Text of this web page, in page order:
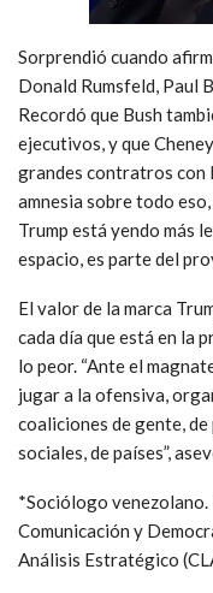
Sorprendió cuando
Donald Rumsfeld, Paul
Recordó que Bush
ejecutivos, y que
grandes contratros con
amnesia sobre todo
Trump está yendo más
espacio, es parte del
El valor de la marca
cada día que está en la
lo peor. “Ante el
jugar a la ofensiva,
coaliciones de gente,
sociales, de países”,
*Sociólogo
Comunicación y
Análisis Estratégico